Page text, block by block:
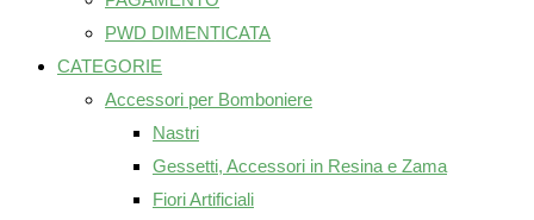
PWD DIMENTICATA
CATEGORIE
Accessori per Bomboniere
Nastri
Gessetti, Accessori in Resina e Zama
Fiori Artificiali